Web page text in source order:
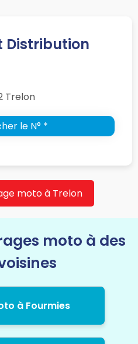
Distribution
Trelon
le N° *
moto à Trelon
moto à des
à Fourmies